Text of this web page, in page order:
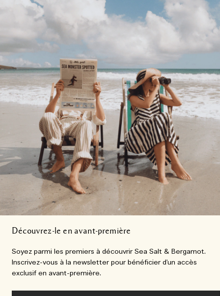
Découvrez-le en avant-première​
Soyez parmi les premiers à découvrir Sea Salt & Bergamot.
Inscrivez-vous à la newsletter pour bénéficier d'un accès
exclusif en avant-première.​